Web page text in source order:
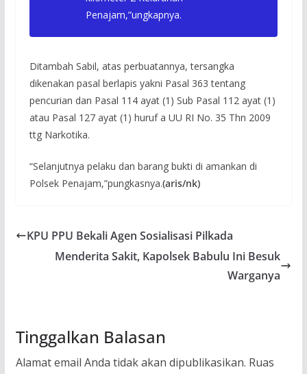
Penajam,”ungkapnya.
Ditambah Sabil, atas perbuatannya, tersangka
dikenakan pasal berlapis yakni Pasal 363 tentang
pencurian dan Pasal 114 ayat (1) Sub Pasal 112 ayat (1)
atau Pasal 127 ayat (1) huruf a UU RI No. 35 Thn 2009
ttg Narkotika.
“Selanjutnya pelaku dan barang bukti di amankan di
Polsek Penajam,”pungkasnya.(aris/nk)
KPU PPU Bekali Agen Sosialisasi Pilkada
Menderita Sakit, Kapolsek Babulu Ini Besuk
Warganya
Tinggalkan Balasan
Alamat email Anda tidak akan dipublikasikan. Ruas